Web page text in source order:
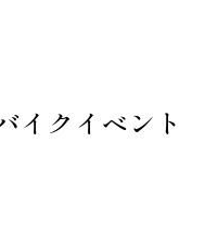
イクイベント